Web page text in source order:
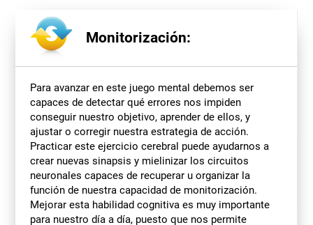
Monitorización:
Para avanzar en este juego mental debemos ser
capaces de detectar qué errores nos impiden
conseguir nuestro objetivo, aprender de ellos, y
ajustar o corregir nuestra estrategia de acción.
Practicar este ejercicio cerebral puede ayudarnos a
crear nuevas sinapsis y mielinizar los circuitos
neuronales capaces de recuperar u organizar la
función de nuestra capacidad de monitorización.
Mejorar esta habilidad cognitiva es muy importante
para nuestro día a día, puesto que nos permite